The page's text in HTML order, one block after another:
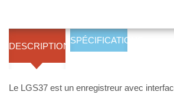
DESCRIPTION
SPÉCIFICATIONS
Le LGS37 est un enregistreur avec